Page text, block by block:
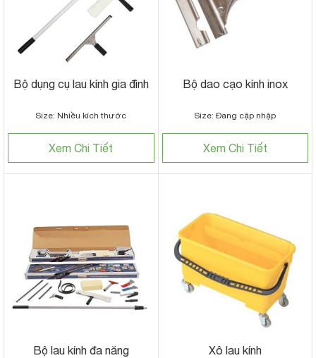
Bộ dụng cụ lau kính gia đình
Size: Nhiều kích thước
Xem Chi Tiết
Bộ dao cạo kính inox
Size: Đang cập nhập
Xem Chi Tiết
Bộ lau kính đa năng Xô lau kính